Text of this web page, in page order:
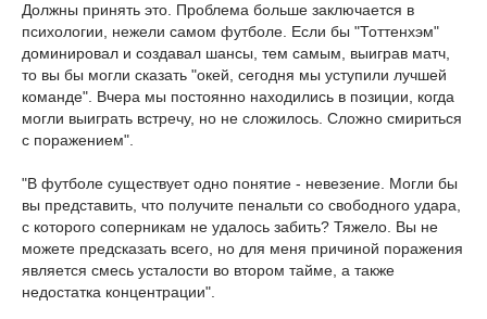
Должны принять это. Проблема больше заключается в
психологии, нежели самом футболе. Если бы "Тоттенхэм"
доминировал и создавал шансы, тем самым, выиграв матч,
то вы бы могли сказать "окей, сегодня мы уступили лучшей
команде". Вчера мы постоянно находились в позиции, когда
могли выиграть встречу, но не сложилось. Сложно смириться
с поражением".
"В футболе существует одно понятие - невезение. Могли бы
вы представить, что получите пенальти со свободного удара,
с которого соперникам не удалось забить? Тяжело. Вы не
можете предсказать всего, но для меня причиной поражения
является смесь усталости во втором тайме, а также
недостатка концентрации".